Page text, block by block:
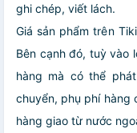
ghi chép, viết lách.
Giá sản phẩm trên
Bên cạnh đó, tuỳ vào
hàng mà có thể
chuyển, phụ phí hàng
hàng giao từ nước